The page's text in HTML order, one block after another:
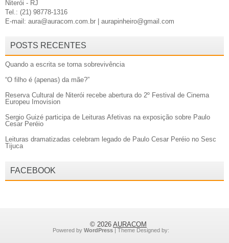
Niterói - RJ
Tel.: (21) 98778-1316
E-mail: aura@auracom.com.br | aurapinheiro@gmail.com
POSTS RECENTES
Quando a escrita se torna sobrevivência
“O filho é (apenas) da mãe?”
Reserva Cultural de Niterói recebe abertura do 2º Festival de Cinema
Europeu Imovision
Sergio Guizé participa de Leituras Afetivas na exposição sobre Paulo
Cesar Peréio
Leituras dramatizadas celebram legado de Paulo Cesar Peréio no Sesc
Tijuca
FACEBOOK
© 2026 AURACOM
Powered by WordPress| Theme Designed by: